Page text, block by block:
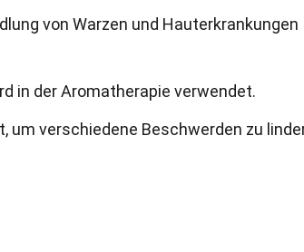
von Warzen und Hauterkrankungen
in der Aromatherapie verwendet.
um verschiedene Beschwerden zu